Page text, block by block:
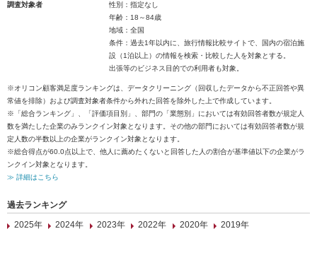
調査対象者
性別：指定なし
年齢：18～84歳
地域：全国
条件：過去1年以内に、旅行情報比較サイトで、国内の宿泊施
設（1泊以上）の情報を検索・比較した人を対象とする。
出張等のビジネス目的での利用者も対象。
※オリコン顧客満足度ランキングは、データクリーニング（回収したデータから不正回答や異
常値を排除）および調査対象者条件から外れた回答を除外した上で作成しています。
※「総合ランキング」、「評価項目別」、部門の「業態別」においては有効回答者数が規定人
数を満たした企業のみランクイン対象となります。その他の部門においては有効回答者数が規
定人数の半数以上の企業がランクイン対象となります。
※総合得点が60.0点以上で、他人に薦めたくないと回答した人の割合が基準値以下の企業がラ
ンクイン対象となります。
≫ 詳細はこちら
過去ランキング
2025年
2024年 2023年 2022年 2020年 2019年